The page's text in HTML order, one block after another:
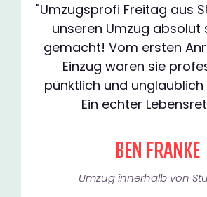
"Umzugsprofi Freitag aus
unseren Umzug absolut
gemacht! Vom ersten
Einzug waren sie
pünktlich und
Ein echter
BEN FRANKE
Umzug innerhalb von